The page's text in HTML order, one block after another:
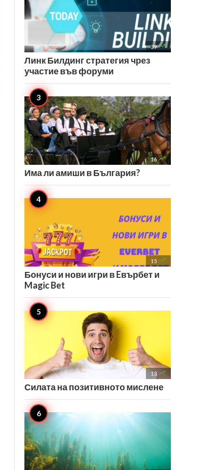
39 
Линк Билдинг стратегия чрез
участие във форуми
16 
Има ли амиши в България?
15 
Бонуси и нови игри в Eвърбет и
Magic Bet
13 
Силата на позитивното мислене